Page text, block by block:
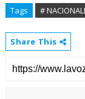
Tags #
Share This